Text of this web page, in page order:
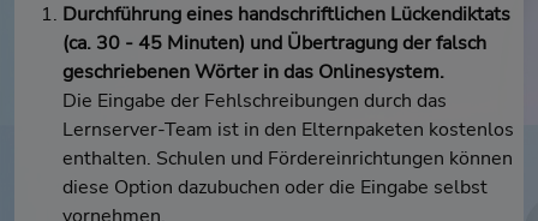
Durchführung eines handschriftlichen Lückendiktats
(ca. 30 - 45 Minuten) und Übertragung der falsch
geschriebenen Wörter in das Onlinesystem.
Die Eingabe der Fehlschreibungen durch das
Lernserver-Team ist in den Elternpaketen kostenlos
enthalten. Schulen und Fördereinrichtungen können
diese Option dazubuchen oder die Eingabe selbst